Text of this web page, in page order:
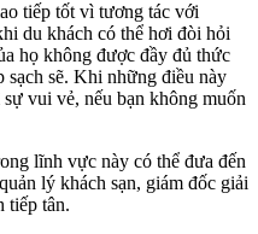
tiếp tốt vì tương tác với
du khách có thể hơi đòi hỏi
họ không được đầy đủ thức
sạch sẽ. Khi những điều này
vui vẻ, nếu bạn không muốn
lĩnh vực này có thể đưa đến
lý khách sạn, giám đốc giải
tiếp tân.